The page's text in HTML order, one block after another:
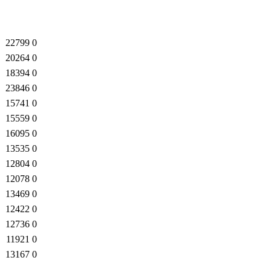
22799 0
20264 0
18394 0
23846 0
15741 0
15559 0
16095 0
13535 0
12804 0
12078 0
13469 0
12422 0
12736 0
11921 0
13167 0